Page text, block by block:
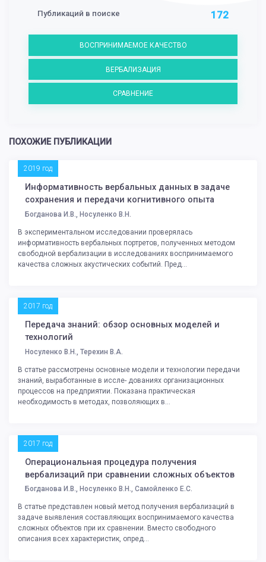
Публикаций в поиске 172
ВОСПРИНИМАЕМОЕ КАЧЕСТВО
ВЕРБАЛИЗАЦИЯ
СРАВНЕНИЕ
ПОХОЖИЕ ПУБЛИКАЦИИ
2019 год
Информативность вербальных данных в задаче
сохранения и передачи когнитивного опыта
Богданова И.В., Носуленко В.Н.
В экспериментальном исследовании проверялась
информативность вербальных портретов, полученных методом
свободной вербализации в исследованиях воспринимаемого
качества сложных акустических событий. Пред...
2017 год
Передача знаний: обзор основных моделей и
технологий
Носуленко В.Н., Терехин В.А.
В статье рассмотрены основные модели и технологии передачи
знаний, выработанные в иссле- дованиях организационных
процессов на предприятии. Показана практическая
необходимость в методах, позволяющих в...
2017 год
Операциональная процедура получения
вербализаций при сравнении сложных объектов
Богданова И.В., Носуленко В.Н., Самойленко Е.С.
В статье представлен новый метод получения вербализаций в
задаче выявления составляющих воспринимаемого качества
сложных объектов при их сравнении. Вместо свободного
описания всех характеристик, опред...